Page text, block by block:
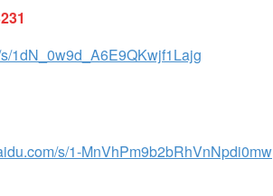
1dN_0w9d_A6E9QKwjf1Lajg
s/1-MnVhPm9b2bRhVnNpdi0mw